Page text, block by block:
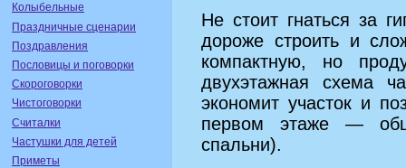
Колыбельные
Праздничные сценарии
Поздравления
Пословицы и поговорки
Скороговорки
Чистоговорки
Считалки
Частушки для детей
Приметы
Не стоит гнаться за
дороже строить и
компактную, но
двухэтажная схема
экономит участок и
первом этаже —
спальни).